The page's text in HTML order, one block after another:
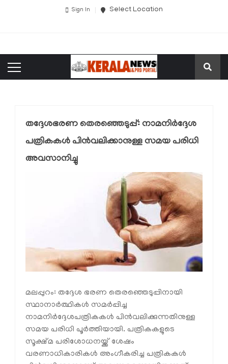
Sign In Select Location
തദ്ദേശഭരണ തെരഞ്ഞെടുപ്പ്: നാമനിര്‍ദ്ദേശ
പത്രികകള്‍ പിന്‍വലിക്കാനുള്ള സമയ പരിധി
അവസാനിച്ചു
മലപ്പുറം: തദ്ദേശ ഭരണ തെരഞ്ഞെടുപ്പിനായി
സ്ഥാനാര്‍ത്ഥികള്‍ സമര്‍പ്പിച്ച
നാമനിര്‍ദ്ദേശപത്രികകള്‍ പിന്‍വലിക്കുന്നതിനുള്ള
സമയ പരിധി പൂര്‍ത്തിയായി. പത്രികകളുടെ
സൂക്ഷ്മ പരിശോധനയ്ക്ക് ശേഷം
വരണാധികാരികള്‍ അംഗീകരിച്ച പത്രികകള്‍